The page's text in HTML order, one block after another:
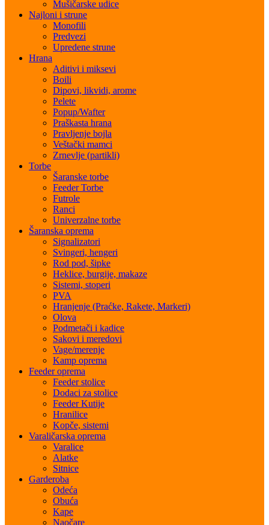
Mušičarske udice
Najloni i strune
Monofili
Predvezi
Upredene strune
Hrana
Aditivi i miksevi
Boili
Dipovi, likvidi, arome
Pelete
Popup/Wafter
Praškasta hrana
Pravljenje bojla
Veštački mamci
Zrnevlje (partikli)
Torbe
Šaranske torbe
Feeder Torbe
Futrole
Ranci
Univerzalne torbe
Šaranska oprema
Signalizatori
Svingeri, hengeri
Rod pod, šipke
Heklice, burgije, makaze
Sistemi, stoperi
PVA
Hranjenje (Praćke, Rakete, Markeri)
Olova
Podmetači i kadice
Sakovi i meredovi
Vage/merenje
Kamp oprema
Feeder oprema
Feeder stolice
Dodaci za stolice
Feeder Kutije
Hranilice
Kopče, sistemi
Varaličarska oprema
Varalice
Alatke
Sitnice
Garderoba
Odeća
Obuća
Kape
Naočare